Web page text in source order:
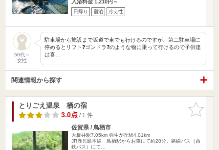
入浴料金 1,210円～
日帰り 宿泊 冷え性
50代～
女性
駐車場から施設まで坂道で車でも行けるのですが、第二駐車場に
停めるとリフト❓ゴンドラ❓のような物に乗って行けるので子供達
は喜…
関連情報から探す
お気に入
りに追加
とりごえ温泉 栖の宿
3.0点/ 1 件
佐賀県 / 鳥栖市
大板井駅7.05km 弥生が丘駅4.01km
JR鹿児島本線 鳥栖駅からお車にて約20分。路線バス（西
鉄バス）にて…